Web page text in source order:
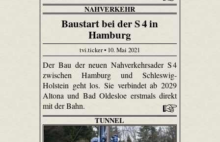
NAHVERKEHR
Baustart bei der S 4 in
Hamburg
tvi.ticker • 10. Mai 2021
Der Bau der neuen Nahverkehrsader S 4
zwischen Hamburg und Schleswig-
Holstein geht los. Sie verbindet ab 2029
Altona und Bad Oldesloe erstmals direkt
mit der Bahn.
TUNNEL